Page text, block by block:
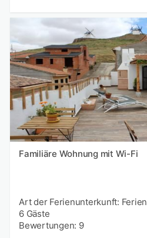
Familiäre Wohnung mit Wi-Fi
Art der Ferienunterkunft:
6 Gäste
Bewertungen: 9